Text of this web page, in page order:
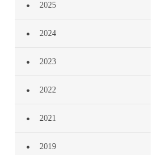
2025
2024
2023
2022
2021
2019